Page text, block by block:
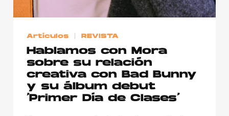
Artículos REVISTA
Hablamos con Mora
sobre su relación
creativa con Bad Bunny
y su álbum debut
‘Primer Día de Clases’